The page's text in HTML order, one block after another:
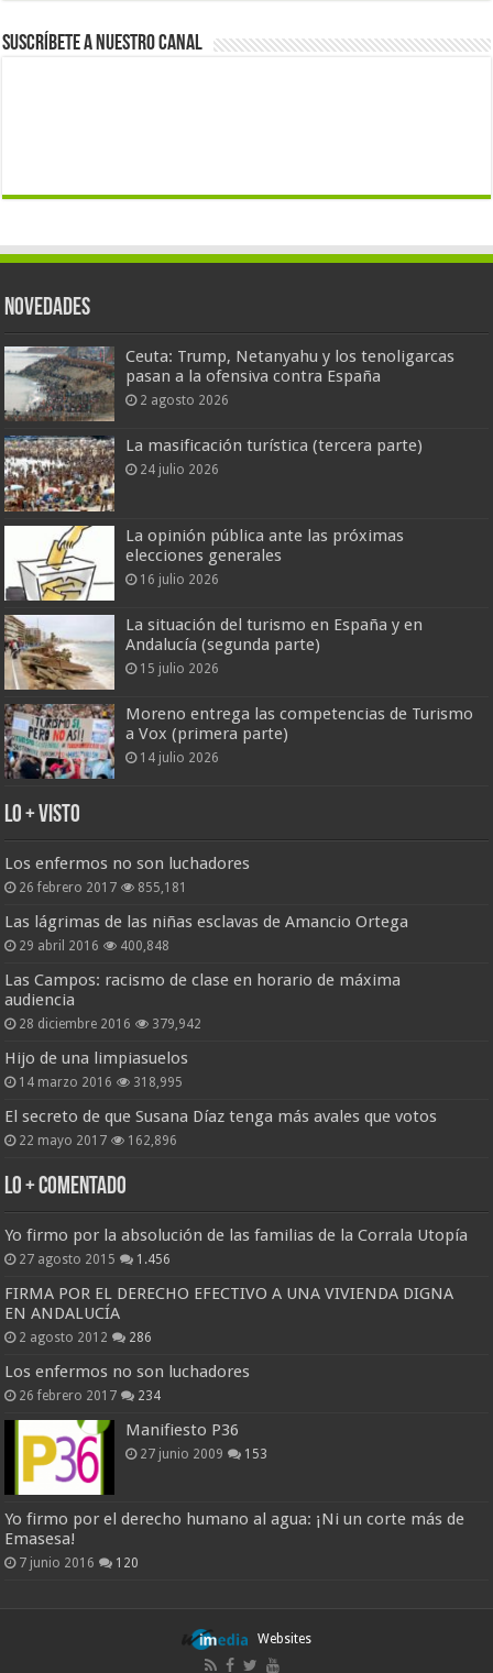
Suscríbete a nuestro canal
Novedades
Ceuta: Trump, Netanyahu y los tenoligarcas
pasan a la ofensiva contra España
2 agosto 2026
La masificación turística (tercera parte)
24 julio 2026
La opinión pública ante las próximas
elecciones generales
16 julio 2026
La situación del turismo en España y en
Andalucía (segunda parte)
15 julio 2026
Moreno entrega las competencias de Turismo
a Vox (primera parte)
14 julio 2026
Lo + Visto
Los enfermos no son luchadores
26 febrero 2017 855,181
Las lágrimas de las niñas esclavas de Amancio Ortega
29 abril 2016 400,848
Las Campos: racismo de clase en horario de máxima
audiencia
28 diciembre 2016 379,942
Hijo de una limpiasuelos
14 marzo 2016 318,995
El secreto de que Susana Díaz tenga más avales que votos
22 mayo 2017 162,896
Lo + Comentado
Yo firmo por la absolución de las familias de la Corrala Utopía
27 agosto 2015 1.456
FIRMA POR EL DERECHO EFECTIVO A UNA VIVIENDA DIGNA
EN ANDALUCÍA
2 agosto 2012 286
Los enfermos no son luchadores
26 febrero 2017 234
Manifiesto P36
27 junio 2009 153
Yo firmo por el derecho humano al agua: ¡Ni un corte más de
Emasesa!
7 junio 2016 120
Websites